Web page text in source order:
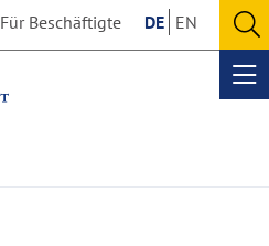
Für Beschäftigte DE EN